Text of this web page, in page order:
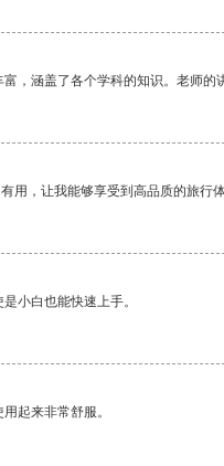
，涵盖了各个学科的知识。老师的
用，让我能够享受到高品质的旅行体
小白也能快速上手。
起来非常舒服。